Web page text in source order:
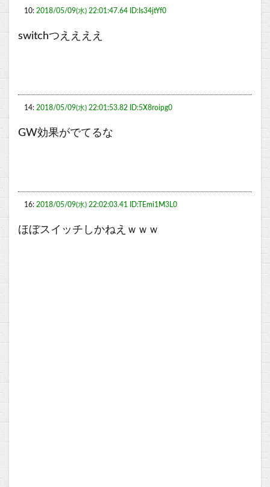
10: 2018/05/09(水) 22:01:47.64 ID:Is34jtYf0
switchつええええ
14: 2018/05/09(水) 22:01:53.82 ID:5X8roipg0
GW効果がでてるな
16: 2018/05/09(水) 22:02:03.41 ID:TEmi1M3L0
ほぼスイッチしかねえｗｗｗ